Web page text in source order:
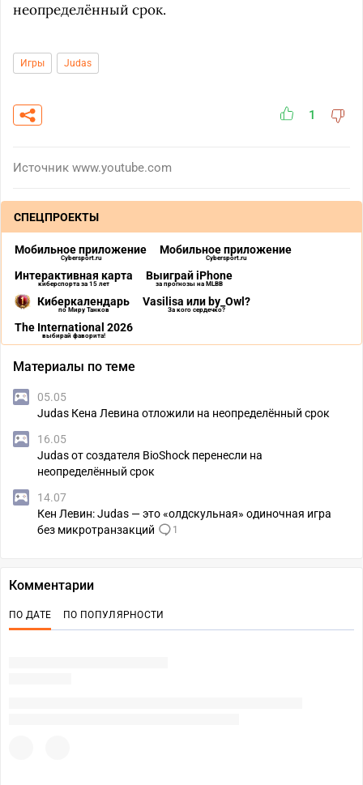
неопределённый срок.
Игры Judas
1
Источник www.youtube.com
СПЕЦПРОЕКТЫ
Мобильное приложение
Cybersport.ru
Мобильное приложение
Cybersport.ru
Интерактивная карта
киберспорта за 15 лет
Выиграй iPhone
за прогнозы на MLBB
Киберкалендарь
по Миру Танков
Vasilisa или by_Owl?
За кого сердечко?
The International 2026
выбирай фаворита!
Материалы по теме
05.05
Judas Кена Левина отложили на неопределённый срок
16.05
Judas от создателя BioShock перенесли на
неопределённый срок
14.07
Кен Левин: Judas — это «олдскульная» одиночная игра
без микротранзакций
1
Комментарии
ПО ДАТЕ ПО ПОПУЛЯРНОСТИ